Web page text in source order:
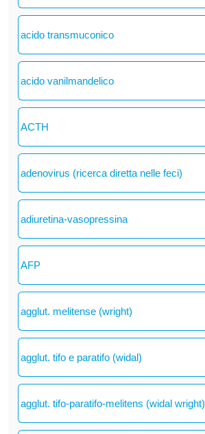
acido transmuconico
acido vanilmandelico
ACTH
adenovirus (ricerca diretta nelle feci)
adiuretina-vasopressina
AFP
agglut. melitense (wright)
agglut. tifo e paratifo (widal)
agglut. tifo-paratifo-melitens (widal wright)